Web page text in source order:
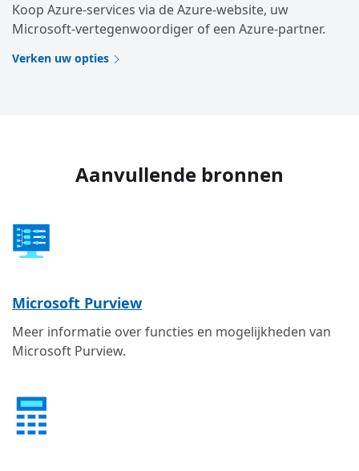
Koop Azure-services via de Azure-website, uw
Microsoft-vertegenwoordiger of een Azure-partner.
Verken uw opties
Aanvullende bronnen
Microsoft Purview
Meer informatie over functies en mogelijkheden van
Microsoft Purview.